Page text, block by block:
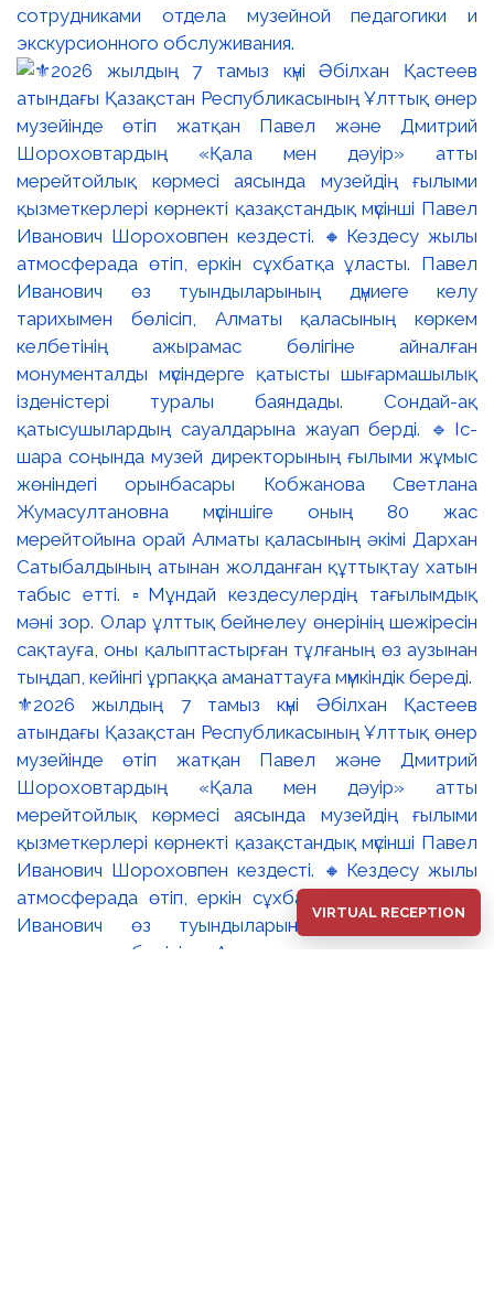
сотрудниками отдела музейной педагогики и
экскурсионного обслуживания.
⚜️2026 жылдың 7 тамыз күні Әбілхан Қастеев
атындағы Қазақстан Республикасының Ұлттық өнер
музейінде өтіп жатқан Павел және Дмитрий
Шороховтардың «Қала мен дәуір» атты
мерейтойлық көрмесі аясында музейдің ғылыми
қызметкерлері көрнекті қазақстандық мүсінші Павел
Иванович Шороховпен кездесті. 🔸Кездесу жылы
атмосферада өтіп, еркін сұхбатқа ұласты. Павел
Иванович өз туындыларының дүниеге келу
тарихымен бөлісіп, Алматы қаласының көркем
VIRTUAL RECEPTION